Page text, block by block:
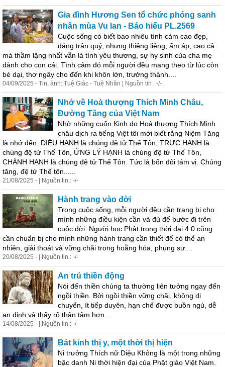
Gia đình Hương Sen tổ chức phóng sanh
nhân mùa Vu lan - Báo hiếu PL.2569
Cuộc sống có biết bao nhiêu tình cảm cao đẹp,
đáng trân quý, nhưng thiêng liêng, ấm áp, cao cả
mà thầm lặng nhất vẫn là tình yêu thương, sự hy sinh của cha mẹ
dành cho con cái. Tình cảm đó mỗi người đều mang theo từ lúc còn
bé dại, thơ ngây cho đến khi khôn lớn, trưởng thành....
04/09/2025 - Tin, ảnh: Tuệ Giác - Tuệ Nhân | Nguồn tin : -/-
Nhớ về Hoà thượng Thích Minh Châu,
Đường Tăng của Việt Nam
Nhờ những cuốn Kinh do Hoà thượng Thích Minh
châu dịch ra tiếng Việt tôi mới biết rằng Niệm Tăng
là nhớ đến: DIỆU HẠNH là chúng đệ tử Thế Tôn, TRỰC HẠNH là
chúng đệ tử Thế Tôn, ỨNG LÝ HẠNH là chúng đệ tử Thế Tôn,
CHÁNH HẠNH là chúng đệ tử Thế Tôn. Tức là bốn đôi tám vị. Chúng
tăng, đệ tử Thế tôn......
21/08/2025 - | Nguồn tin : -/-
Hành trang vào đời
Trong cuộc sống, mỗi người đều cần trang bị cho
mình những điều kiện cần và đủ để bước đi trên
cuộc đời. Người học Phật trong thời đại 4.0 cũng
cần chuẩn bị cho mình những hành trang cần thiết để có thể an
nhiên, giải thoát và vững chãi trong hoằng hóa, phụng sự....
20/08/2025 - | Nguồn tin : -/-
An trú thiền động
Nói đến thiền chúng ta thường liên tưởng ngay đến
ngồi thiền. Bởi ngồi thiền vững chãi, không di
chuyển, ít tiếp duyên, hạn chế được buồn ngủ, dễ
an định và thấy rõ thân tâm hơn....
14/08/2025 - | Nguồn tin : -/-
Bát kỉnh thị y, một thời thị hiện
Ni trưởng Thích nữ Diệu Không là một trong những
bậc danh Ni thời hiện đại của Phật giáo Việt Nam.